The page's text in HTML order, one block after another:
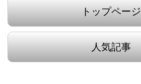
トップページ
人気記事